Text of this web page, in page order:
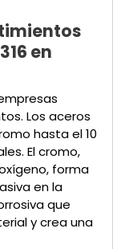
en
Los aceros
hasta el 10
El cromo,
forma
en la
que
y crea una